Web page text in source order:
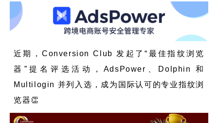
云手机
流量套利
票务管理
SEO & SERP
视频教程
RPA模板
近期，Conversion Club 发起了“最佳指纹浏览
器”提名评选活动，AdsPower、Dolphin 和
Multilogin 并列入选，成为国际认可的专业指纹浏
览器👏